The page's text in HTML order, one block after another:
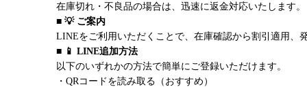
在庫切れ・不良品の場合は、迅速に返金対応いたします。
■ 💡 ご案内
LINEをご利用いただくことで、在庫確認から割引適用、
■ 📱 LINE追加方法
以下のいずれかの方法で簡単にご登録いただけます。
・QRコードを読み取る（おすすめ）